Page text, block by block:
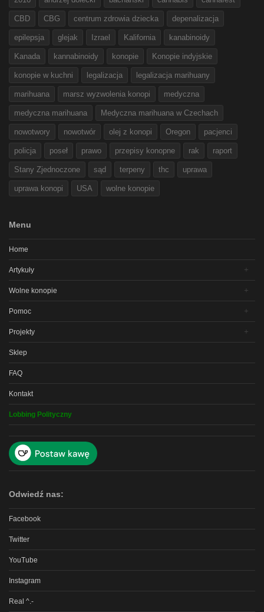
CBD CBG centrum zdrowia dziecka depenalizacja
epilepsja glejak Izrael Kalifornia kanabinoidy
Kanada kannabinoidy konopie Konopie indyjskie
konopie w kuchni legalizacja legalizacja marihuany
marihuana marsz wyzwolenia konopi medyczna
medyczna marihuana Medyczna marihuana w Czechach
nowotwory nowotwór olej z konopi Oregon pacjenci
policja poseł prawo przepisy konopne rak raport
Stany Zjednoczone sąd terpeny thc uprawa
uprawa konopi USA wolne konopie
Menu
Home
Artykuły
Wolne konopie
Pomoc
Projekty
Sklep
FAQ
Kontakt
Lobbing Polityczny
Odwiedź nas:
Facebook
Twitter
YouTube
Instagram
Real ^.-